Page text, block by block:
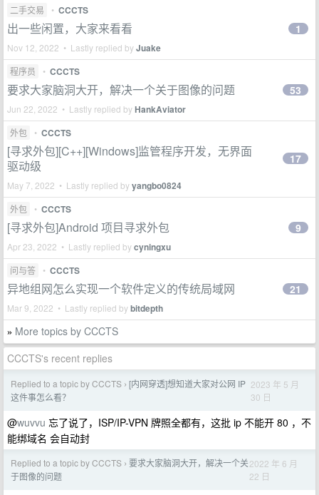
二手交易 • CCCTS
出一些闲置，大家来看看
Nov 12, 2022 • Lastly replied byJuake
1
程序员 • CCCTS
要求大家脑洞大开，解决一个关于图像的问题
Jun 22, 2022 • Lastly replied byHankAviator
53
外包 • CCCTS
[寻求外包][C++][Windows]监管程序开发，无界面
驱动级
May 7, 2022 • Lastly replied byyangbo0824
17
外包 • CCCTS
[寻求外包]Android 项目寻求外包
Apr 23, 2022 • Lastly replied bycyningxu
9
问与答 • CCCTS
异地组网怎么实现一个软件定义的传统局域网
Mar 9, 2022 • Lastly replied bybitdepth
21
» More topics by CCCTS
CCCTS's recent replies
Replied to a topic by CCCTS › [内网穿透]想知道大家对公网 IP
这件事怎么看？
2023 年 5 月
30 日
@wuvvu 忘了说了，ISP/IP-VPN 牌照全都有，这批 ip 不能开 80 ，不
能绑域名 会自动封
Replied to a topic by CCCTS › 要求大家脑洞大开，解决一个关
于图像的问题
2022 年 6 月
22 日